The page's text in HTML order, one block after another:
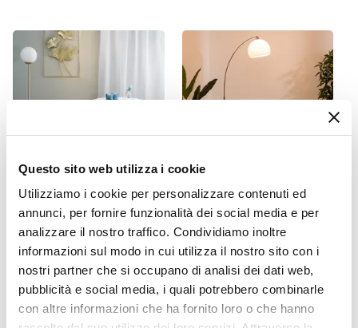
Questo sito web utilizza i cookie
Utilizziamo i cookie per personalizzare contenuti ed
annunci, per fornire funzionalità dei social media e per
analizzare il nostro traffico. Condividiamo inoltre
informazioni sul modo in cui utilizza il nostro sito con i
nostri partner che si occupano di analisi dei dati web,
pubblicità e social media, i quali potrebbero combinarle
con altre informazioni che ha fornito loro o che hanno
Tessuto
Cotone
Poltrona in velluto carta da
zucchero con gambe oro -
Oden
€ 96,00
Piantana ad arco 185h cm
regolabile in acciaio cromo
e base in marmo
€ 87,00